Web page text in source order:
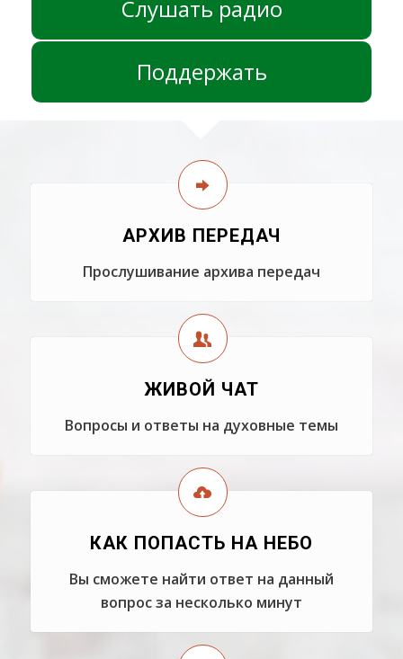
Слушать радио
Поддержать
АРХИВ ПЕРЕДАЧ
Прослушивание архива передач
ЖИВОЙ ЧАТ
Вопросы и ответы на духовные темы
КАК ПОПАСТЬ НА НЕБО
Вы сможете найти ответ на данный
вопрос за несколько минут